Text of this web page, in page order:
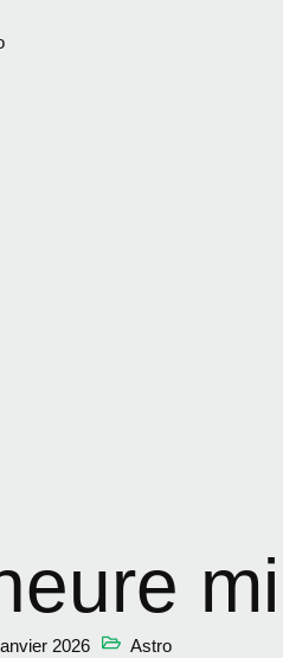
2026 Astro